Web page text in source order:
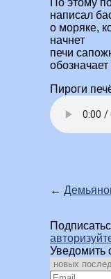
По этому
написал
о моряке,
начнет
печи
Пироги
←
Уведомить